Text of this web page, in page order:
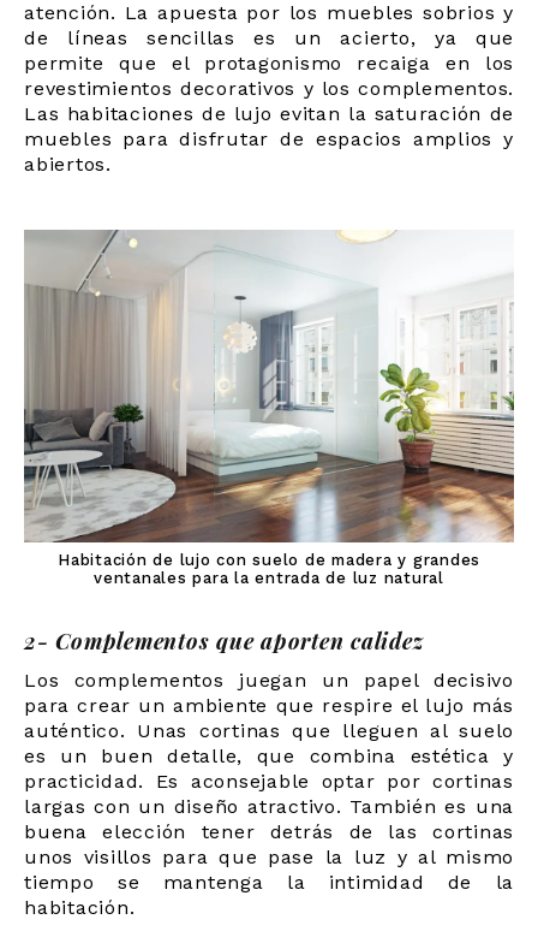
atención. La apuesta por los muebles sobrios y
de líneas sencillas es un acierto, ya que
permite que el protagonismo recaiga en los
revestimientos decorativos y los complementos.
Las habitaciones de lujo evitan la saturación de
muebles para disfrutar de espacios amplios y
abiertos.
Habitación de lujo con suelo de madera y grandes
ventanales para la entrada de luz natural
2- Complementos que aporten calidez
Los complementos juegan un papel decisivo
para crear un ambiente que respire el lujo más
auténtico. Unas cortinas que lleguen al suelo
es un buen detalle, que combina estética y
practicidad. Es aconsejable optar por cortinas
largas con un diseño atractivo. También es una
buena elección tener detrás de las cortinas
unos visillos para que pase la luz y al mismo
tiempo se mantenga la intimidad de la
habitación.